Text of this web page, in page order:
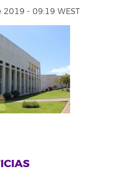
2019 - 09:19 WEST